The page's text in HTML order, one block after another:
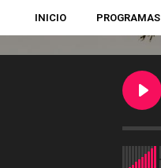
INICIO PROGRAMAS